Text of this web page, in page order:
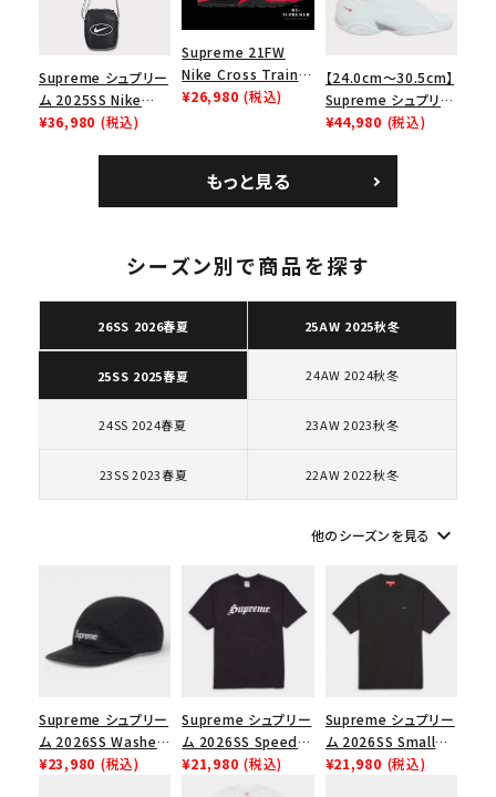
キーワードから探す
キャップ・ハット
パーカー・クルーネック
カテゴリーから探す
コラボレーションブランドから探す
価格から探す
在庫のない商品を表示する
絞り込んで検索する
Supreme シュプリー
ム 2025SS Nike
Leather Shoulder
¥36,980 (税込)
Supreme 21FW
Nike Cross Trainer
Low ナイキクロスト
¥26,980 (税込)
【24.0cm～30.5cm】
Supreme シュプリー
ム 2023AW Nike
カー ホワイト 白
¥44,980 (税込)
もっと見る
シーズン別で商品を探す
26SS 2026春夏 25AW 2025秋冬
25SS 2025春夏 24AW 2024秋冬
24SS 2024春夏 23AW 2023秋冬
23SS 2023春夏 22AW 2022秋冬
他のシーズンを見る keyboard_arrow_down
Supreme シュプリー
ム 2026SS Washed
Chino Twill Camp
¥23,980 (税込)
Supreme シュプリー
ム 2026SS Speed
Tee スピードTシャツ
¥21,980 (税込)
Supreme シュプリー
ム 2026SS Small
Box Tee スモールボ
¥21,980 (税込)